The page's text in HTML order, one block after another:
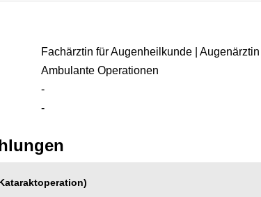
Fachärztin für Augenheilkunde | Augenärztin
Ambulante Operationen
-
-